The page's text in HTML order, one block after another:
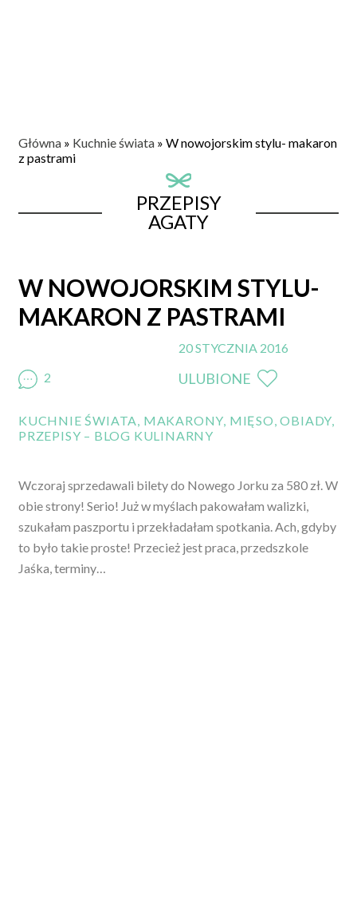
Główna » Kuchnie świata » W nowojorskim stylu- makaron
z pastrami
PRZEPISY
AGATY
W NOWOJORSKIM STYLU-
MAKARON Z PASTRAMI
20 STYCZNIA 2016
2
ULUBIONE
KUCHNIE ŚWIATA, MAKARONY, MIĘSO,OBIADY,
PRZEPISY – BLOG KULINARNY
Wczoraj sprzedawali bilety do Nowego Jorku za 580 zł. W
obie strony! Serio! Już w myślach pakowałam walizki,
szukałam paszportu i przekładałam spotkania. Ach, gdyby
to było takie proste! Przecież jest praca, przedszkole
Jaśka, terminy…